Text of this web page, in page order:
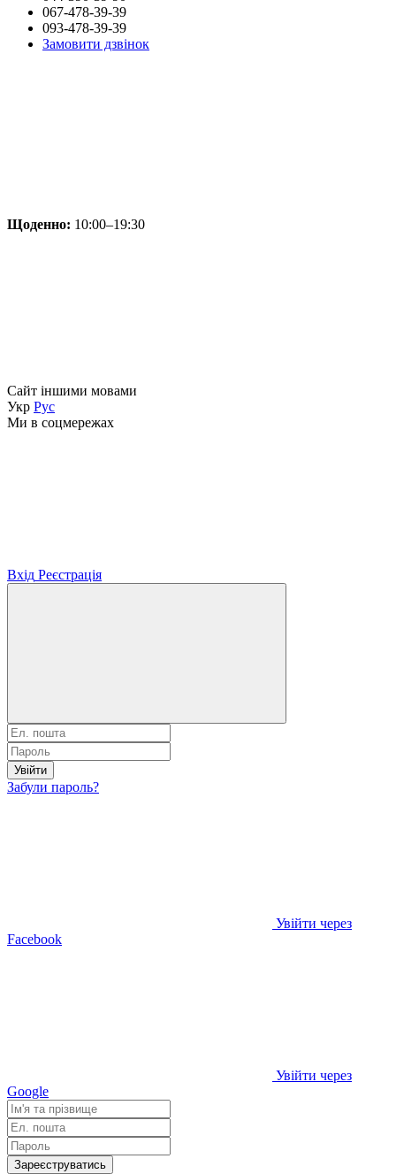
067-478-39-39
093-478-39-39
Замовити дзвінок
Щоденно: 10:00–19:30
Сайт іншими мовами
Укр Рус
Ми в соцмережах
Вхід Реєстрація
Увійти
Забули пароль?
Увійти через
Facebook
Увійти через
Google
Зареєструватись